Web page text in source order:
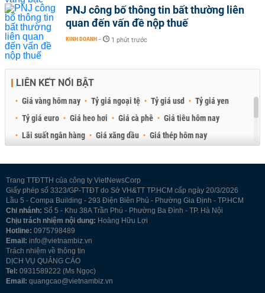
PNJ công bố thông tin bất thường liên
quan đến vấn đề nộp thuế
KINH DOANH - 1 phút trước
LIÊN KẾT NỔI BẬT
Giá vàng hôm nay Tỷ giá ngoại tệ Tỷ giá usd
Tỷ giá yen
Tỷ giá euro
Giá heo hơi Giá cà phê
Giá tiêu hôm nay
Lãi suất ngân hàng
Giá xăng dầu
Giá thép hôm nay
Trang TTĐTTH của công ty VietNewsCorp
Giấy phép số 3323/GP-TTĐT do Sở VH&TT TP.HCM cấp ngày 20/3/2026
Lầu 5 - Compa Building - 293 Điện Biên Phủ - Phường Gia Định - TP.HCM
Chi nhánh: Số 5 - Khu 38A Trần Phú - Phường Ba Đình - TP. Hà Nội
Chịu trách nhiệm nội dung: Hoàng Hữu Lợi
Hotline: 0975798489
Email: info@vietnambiz.vn
Trách nhiệm về thông tin
DỊCH VỤ QUẢNG CÁO
Tel: 0931589222 (Ms Ngọc)
Email: quangcao@vietnambiz.vn